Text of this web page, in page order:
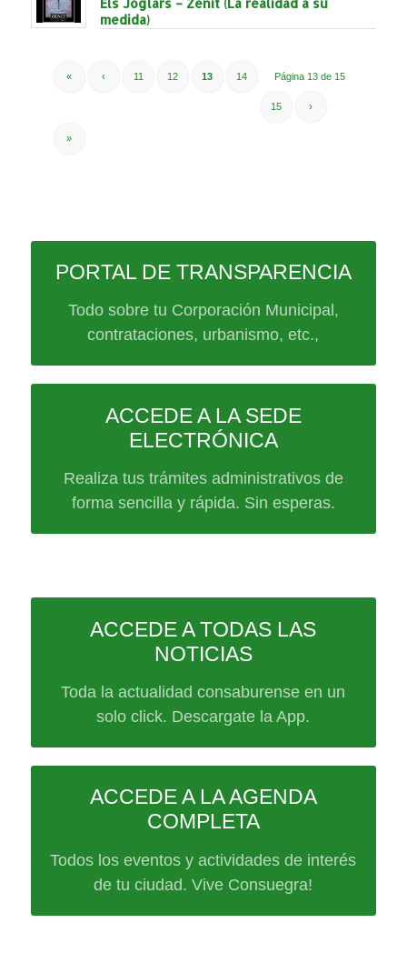
medida)
Página 13 de 15
« ‹ 11 12 13 14
15 ›
»
PORTAL DE TRANSPARENCIA
Todo sobre tu Corporación Municipal,
contrataciones, urbanismo, etc.,
ACCEDE A LA SEDE
ELECTRÓNICA
Realiza tus trámites administrativos de
forma sencilla y rápida. Sin esperas.
ACCEDE A TODAS LAS
NOTICIAS
Toda la actualidad consaburense en un
solo click. Descargate la App.
ACCEDE A LA AGENDA
COMPLETA
Todos los eventos y actividades de interés
de tu ciudad. Vive Consuegra!